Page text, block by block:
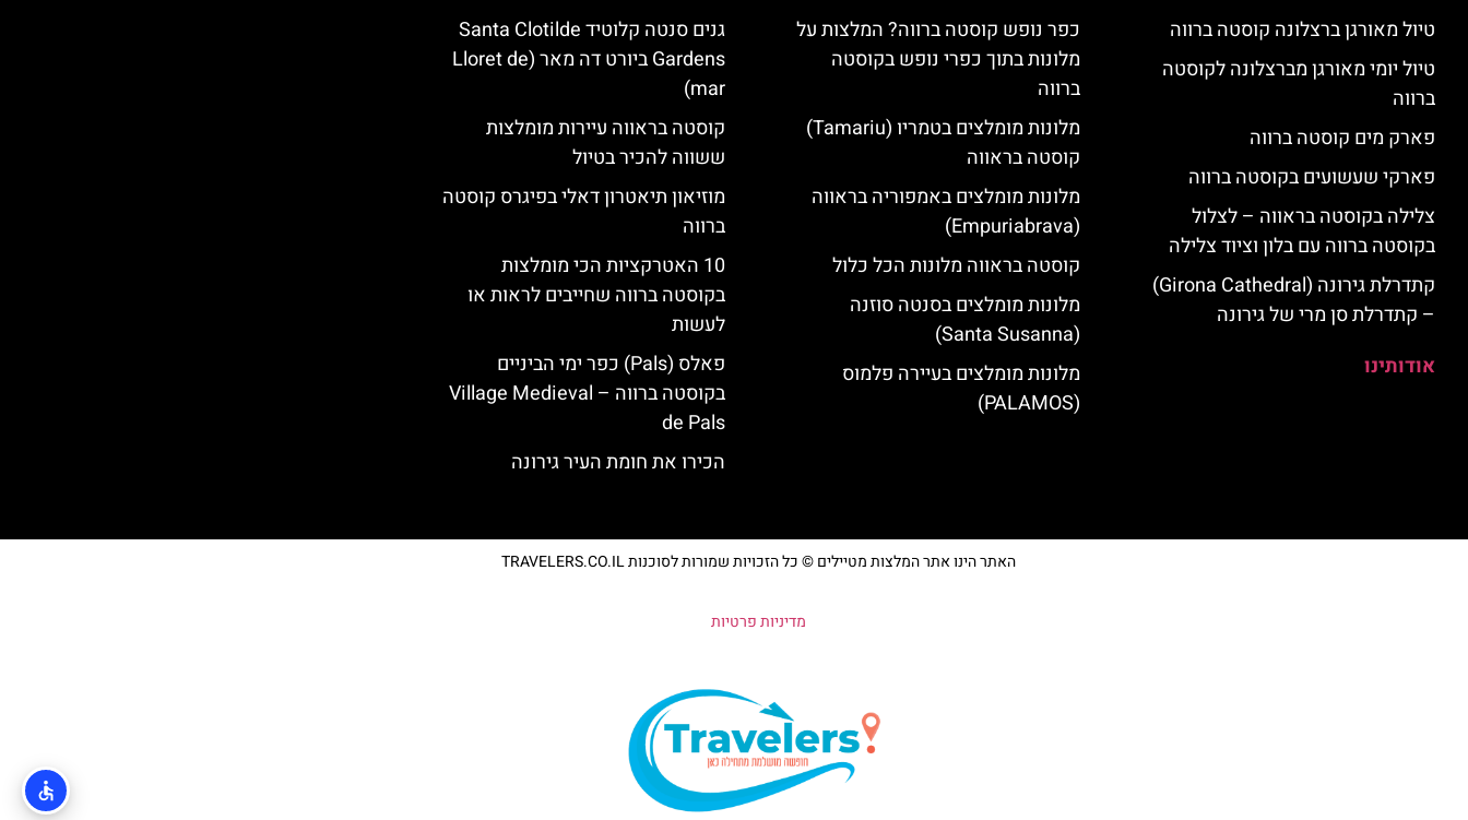
טיול מאורגן ברצלונה קוסטה ברווה
טיול יומי מאורגן מברצלונה לקוסטה
ברווה
פארק מים קוסטה ברווה
פארקי שעשועים בקוסטה ברווה
צלילה בקוסטה בראווה – לצלול
בקוסטה ברווה עם בלון וציוד צלילה
קתדרלת גירונה (Girona Cathedral)
– קתדרלת סן מרי של גירונה
אודותינו
כפר נופש קוסטה ברווה? המלצות על
מלונות בתוך כפרי נופש בקוסטה
ברווה
מלונות מומלצים בטמריו (Tamariu)
קוסטה בראווה
מלונות מומלצים באמפוריה בראווה
(Empuriabrava)
קוסטה בראווה מלונות הכל כלול
מלונות מומלצים בסנטה סוזנה
(Santa Susanna)
מלונות מומלצים בעיירה פלמוס
(PALAMOS)
גנים סנטה קלוטיד Santa Clotilde
Gardens ביורט דה מאר (Lloret de
mar)
קוסטה בראווה עיירות מומלצות
ששווה להכיר בטיול
מוזיאון תיאטרון דאלי בפיגרס קוסטה
ברווה
10 האטרקציות הכי מומלצות
בקוסטה ברווה שחייבים לראות או
לעשות
פאלס (Pals) כפר ימי הביניים
בקוסטה ברווה – ‪‪Village Medieval
de Pals‬‬
הכירו את חומת העיר גירונה
האתר הינו אתר המלצות מטיילים © כל הזכויות שמורות לסוכנות TRAVELERS.CO.IL
מדיניות פרטיות